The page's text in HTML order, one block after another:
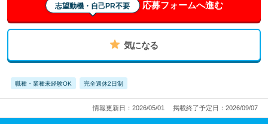
志望動機・自己PR不要 応募フォームへ進む
気になる
職種・業種未経験OK 完全週休2日制
情報更新日：2026/05/01 掲載終了予定日：2026/09/07